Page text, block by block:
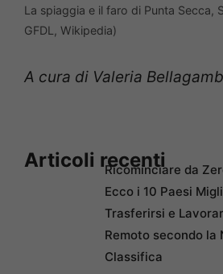
La spiaggia e il faro di Punta Secca,
GFDL, Wikipedia)
A cura di Valeria
Articoli recenti
Ricominciare da
Ecco i 10 Paesi
Trasferirsi e
Remoto secondo la
Classifica